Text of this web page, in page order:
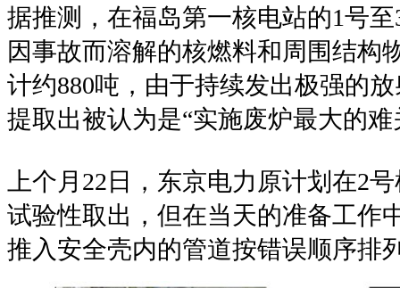
据推测，在福岛第一核电站的1号至
因事故而溶解的核燃料和周围结构
计约880吨，由于持续发出极强的
提取出被认为是“实施废炉最大的难
上个月 22 日，东京电力原计划在2号
试验性取出，但在当天的准备工作
推入安全壳内的管道按错误顺序排